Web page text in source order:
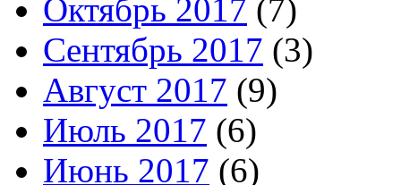
Октябрь 2017 (7)
Сентябрь 2017 (3)
Август 2017 (9)
Июль 2017 (6)
Июнь 2017 (6)